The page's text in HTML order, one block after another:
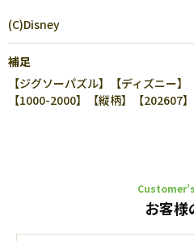
(C)Disney
補足
【ジグソーパズル】【ディズニー】
【1000-2000】【縦柄】【202607】
お客様